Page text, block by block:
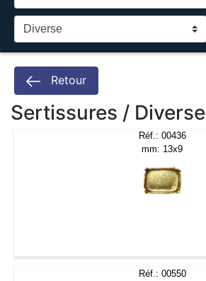
Retour
Sertissures / Diverse
Réf.: 00436
mm: 13x9
Réf.: 00550